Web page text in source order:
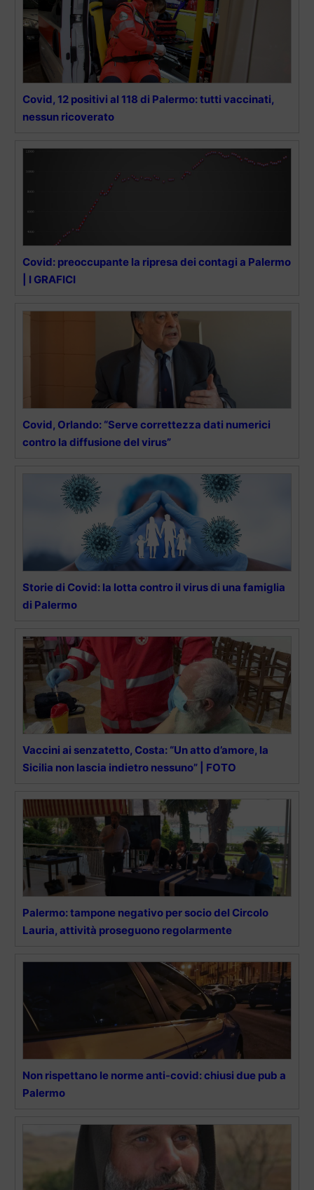
Covid, 12 positivi al 118 di Palermo: tutti vaccinati,
nessun ricoverato
Covid: preoccupante la ripresa dei contagi a Palermo
| I GRAFICI
Covid, Orlando: “Serve correttezza dati numerici
contro la diffusione del virus”
Storie di Covid: la lotta contro il virus di una famiglia
di Palermo
Vaccini ai senzatetto, Costa: “Un atto d’amore, la
Sicilia non lascia indietro nessuno” | FOTO
Palermo: tampone negativo per socio del Circolo
Lauria, attività proseguono regolarmente
Non rispettano le norme anti-covid: chiusi due pub a
Palermo